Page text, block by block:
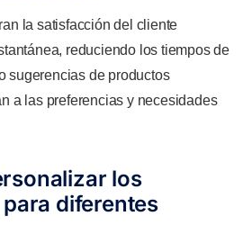
la satisfacción del cliente
reduciendo los tiempos de
sugerencias de productos
a las preferencias y necesidades
los
diferentes